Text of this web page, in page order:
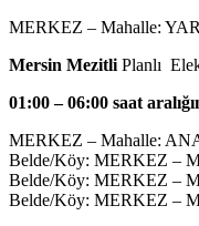
MERKEZ – Mahalle:
Mersin Mezitli Planlı
01:00 – 06:00 saat
MERKEZ – Mahalle:
Belde/Köy: MERKEZ –
Belde/Köy: MERKEZ –
Belde/Köy: MERKEZ –